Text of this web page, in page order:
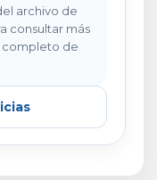
archivo de
consultar más
completo de